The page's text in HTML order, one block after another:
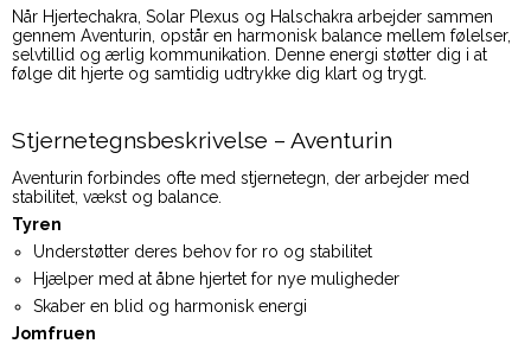
Når Hjertechakra, Solar Plexus og Halschakra arbejder sammen
gennem Aventurin, opstår en harmonisk balance mellem følelser,
selvtillid og ærlig kommunikation. Denne energi støtter dig i at
følge dit hjerte og samtidig udtrykke dig klart og trygt.
Stjernetegnsbeskrivelse – Aventurin
Aventurin forbindes ofte med stjernetegn, der arbejder med
stabilitet, vækst og balance.
Tyren
Understøtter deres behov for ro og stabilitet
Hjælper med at åbne hjertet for nye muligheder
Skaber en blid og harmonisk energi
Jomfruen